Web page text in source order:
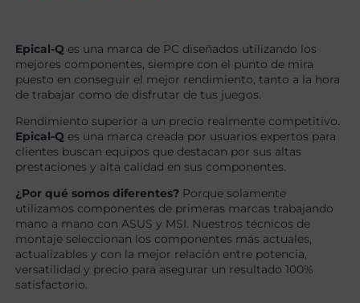
Epical-Q es una marca de PC diseñados utilizando los
mejores componentes, siempre con el punto de mira
puesto en conseguir el mejor rendimiento, tanto a la hora
de trabajar como de disfrutar de tus juegos.
Rendimiento superior a un precio realmente competitivo.
Epical-Q es una marca creada por usuarios expertos para
clientes buscan equipos que destacan por sus altas
prestaciones y alta calidad en sus componentes.
¿Por qué somos diferentes? Porque solamente
utilizamos componentes de primeras marcas trabajando
mano a mano con ASUS y MSI. Nuestros técnicos de
montaje seleccionan los componentes más actuales,
actualizables y con la mejor relación entre potencia,
versatilidad y precio para asegurar un resultado 100%
satisfactorio.